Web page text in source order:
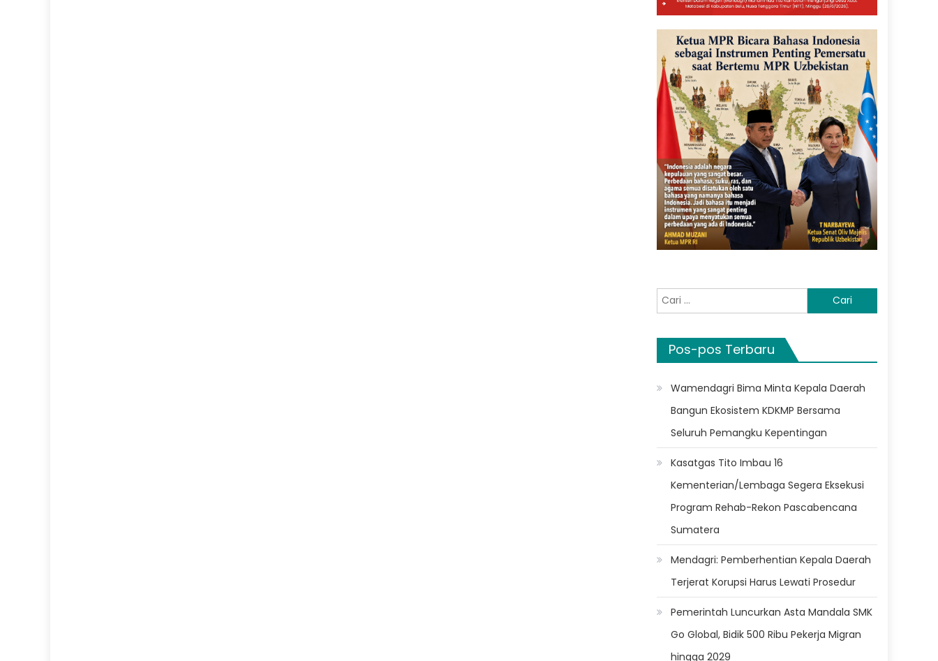
Cari
untuk:
Pos-pos Terbaru
Wamendagri Bima Minta Kepala Daerah
Bangun Ekosistem KDKMP Bersama
Seluruh Pemangku Kepentingan
Kasatgas Tito Imbau 16
Kementerian/Lembaga Segera Eksekusi
Program Rehab-Rekon Pascabencana
Sumatera
Mendagri: Pemberhentian Kepala Daerah
Terjerat Korupsi Harus Lewati Prosedur
Pemerintah Luncurkan Asta Mandala SMK
Go Global, Bidik 500 Ribu Pekerja Migran
hingga 2029